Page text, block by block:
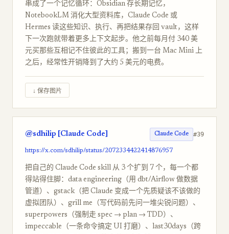
串成了一个记忆循环：Obsidian 存长期记忆，
NotebookLM 消化大型资料库，Claude Code 或
Hermes 读这些知识、执行、再把结果存回 vault，这样
下一次跑就带着更多上下文起步。他之前每月付 340 美
元买那些互相记不住彼此的工具；搬到一台 Mac Mini 上
之后，经常性开销降到了大约 5 美元的电费。
↓ 保存图片
@sdhilip [Claude Code] Claude Code #39
https://x.com/sdhilip/status/2072334422414876957
把自己的 Claude Code skill 从 3 个扩到 7 个，每一个都
得站得住脚：data engineering（用 dbt/Airflow 做数据
管道）、gstack（把 Claude 变成一个先质疑该不该做的
虚拟团队）、grill me（写代码前先问一堆尖锐问题）、
superpowers（强制走 spec → plan → TDD）、
impeccable（一条命令搞定 UI 打磨）、last30days（跨